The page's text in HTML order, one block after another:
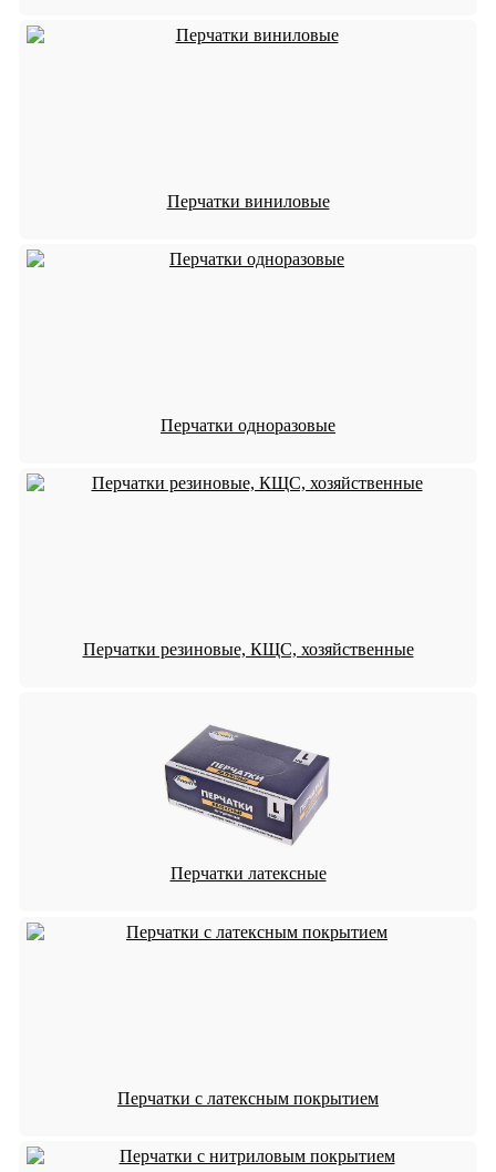
Перчатки виниловые
Перчатки одноразовые
Перчатки резиновые, КЩС, хозяйственные
Перчатки латексные
Перчатки с латексным покрытием